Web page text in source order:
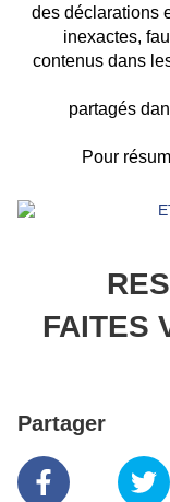
des déclarations
inexactes,
contenus dans
partagés
Pour
FAITES
Partager